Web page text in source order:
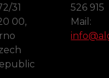
31
00,
526 915
Mail: